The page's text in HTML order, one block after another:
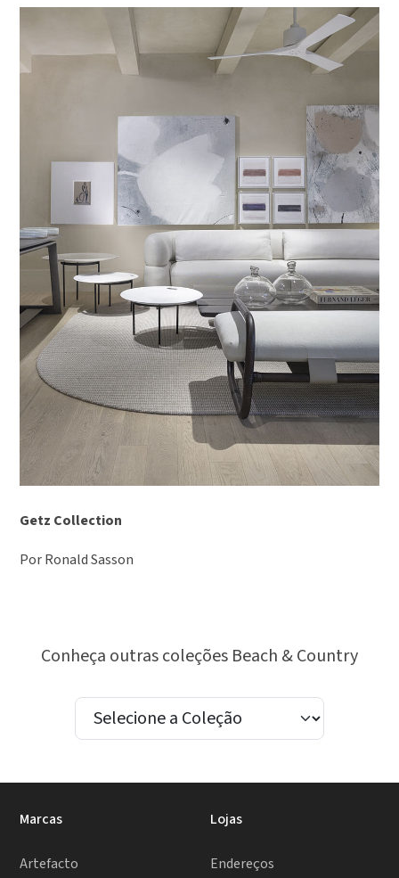
Getz Collection
Por Ronald Sasson
Conheça outras coleções Beach & Country
Marcas
Artefacto
Lojas
Endereços